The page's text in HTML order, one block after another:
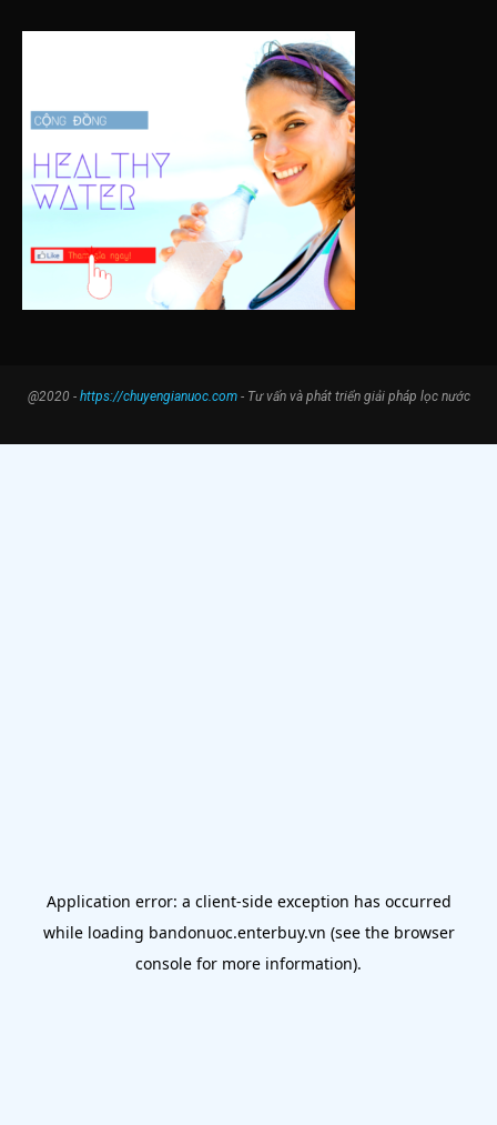
@2020 - https://chuyengianuoc.com- Tư vấn và phát triển giải pháp lọc nước